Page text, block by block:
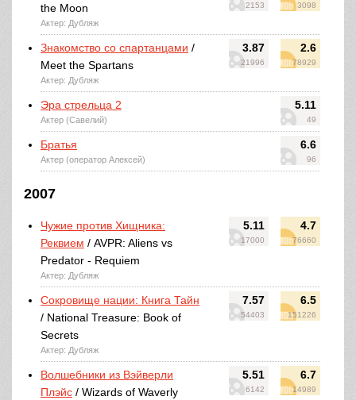
2153 3098
the Moon
Актер: Дубляж
3.87
21996
2.6
78929
Знакомство со спартанцами /
Meet the Spartans
Актер: Дубляж
5.11
49
Эра стрельца 2
Актер (Савелий)
6.6
96
Братья
Актер (оператор Алексей)
2007
5.11
17000
4.7
76660
Чужие против Хищника:
Реквием / AVPR: Aliens vs
Predator - Requiem
Актер: Дубляж
7.57
54403
6.5
151226
Сокровище нации: Книга Тайн
/ National Treasure: Book of
Secrets
Актер: Дубляж
5.51
6142
6.7
14989
Волшебники из Вэйверли
Плэйс / Wizards of Waverly